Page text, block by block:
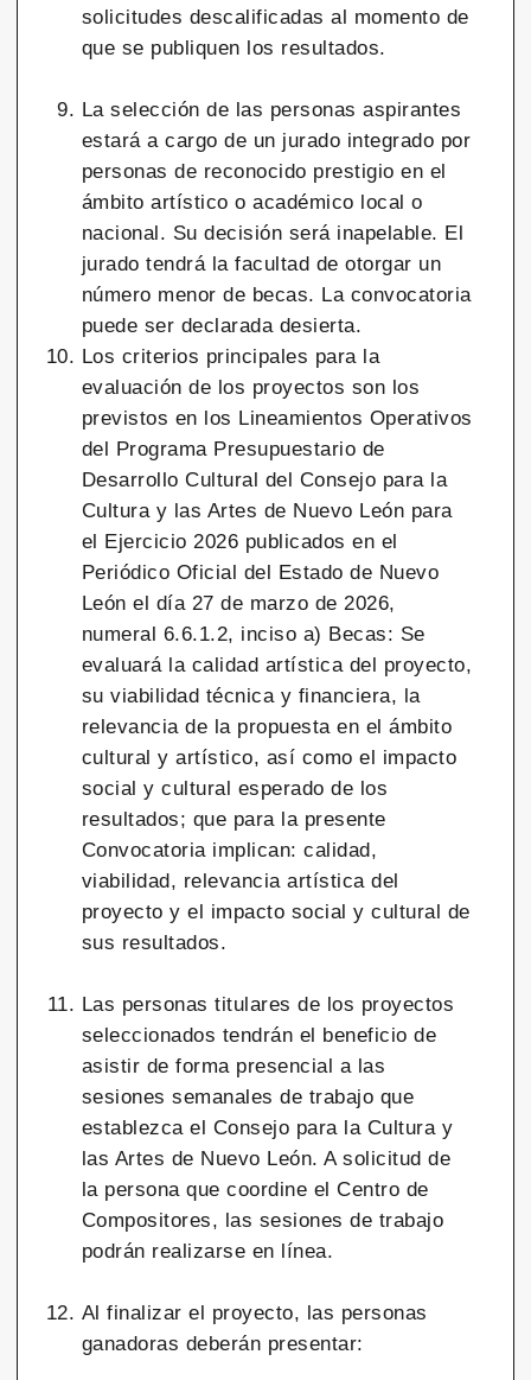
solicitudes descalificadas al momento de
que se publiquen los resultados.
La selección de las personas aspirantes
estará a cargo de un jurado integrado por
personas de reconocido prestigio en el
ámbito artístico o académico local o
nacional. Su decisión será inapelable. El
jurado tendrá la facultad de otorgar un
número menor de becas. La convocatoria
puede ser declarada desierta.
Los criterios principales para la
evaluación de los proyectos son los
previstos en los Lineamientos Operativos
del Programa Presupuestario de
Desarrollo Cultural del Consejo para la
Cultura y las Artes de Nuevo León para
el Ejercicio 2026 publicados en el
Periódico Oficial del Estado de Nuevo
León el día 27 de marzo de 2026,
numeral 6.6.1.2, inciso a) Becas: Se
evaluará la calidad artística del proyecto,
su viabilidad técnica y financiera, la
relevancia de la propuesta en el ámbito
cultural y artístico, así como el impacto
social y cultural esperado de los
resultados; que para la presente
Convocatoria implican: calidad,
viabilidad, relevancia artística del
proyecto y el impacto social y cultural de
sus resultados.
Las personas titulares de los proyectos
seleccionados tendrán el beneficio de
asistir de forma presencial a las
sesiones semanales de trabajo que
establezca el Consejo para la Cultura y
las Artes de Nuevo León. A solicitud de
la persona que coordine el Centro de
Compositores, las sesiones de trabajo
podrán realizarse en línea.
Al finalizar el proyecto, las personas
ganadoras deberán presentar: